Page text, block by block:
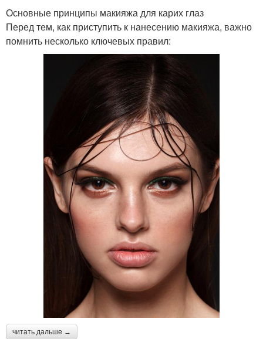
Основные принципы макияжа для карих глаз
Перед тем, как приступить к нанесению макияжа, важно
помнить несколько ключевых правил:
читать дальше →